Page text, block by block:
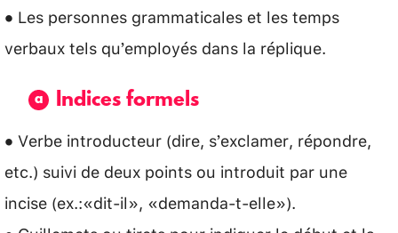
• Les personnes grammaticales et les temps
verbaux tels qu’employés dans la réplique.
Indices formels
• Verbe introducteur (dire, s’exclamer, répondre,
etc.) suivi de deux points ou introduit par une
incise (ex.:«dit-il», «demanda-t-elle»).